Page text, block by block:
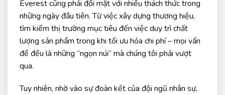
Everest cũng phải đối mặt với nhiều thách thức trong
những ngày đầu tiên. Từ việc xây dựng thương hiệu,
tìm kiếm thị trường mục tiêu đến việc duy trì chất
lượng sản phẩm trong khi tối ưu hóa chi phí – mọi vấn
đề đều là những “ngọn núi” mà chúng tôi phải vượt
qua.
Tuy nhiên, nhờ vào sự đoàn kết của đội ngũ nhân sự,